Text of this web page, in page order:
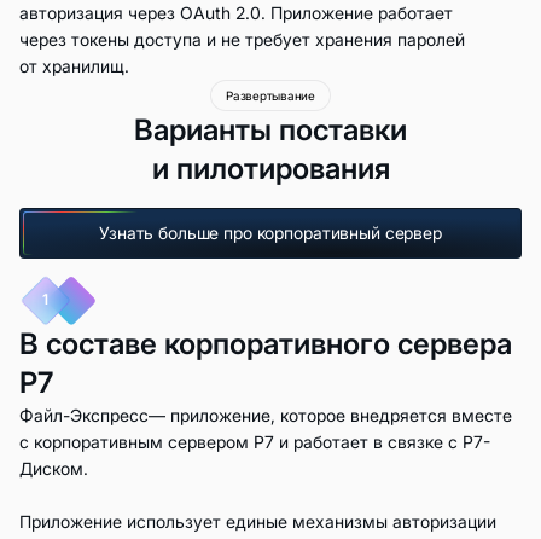
авторизация через OAuth 2.0. Приложение работает
через токены доступа и не требует хранения паролей
от хранилищ.
Развертывание
Варианты поставки
и пилотирования
Узнать больше про корпоративный сервер
1
В составе корпоративного сервера
Р7
Файл-Экспресс— приложение, которое внедряется вместе
с корпоративным сервером Р7 и работает в связке с Р7-
Диском.
Приложение использует единые механизмы авторизации